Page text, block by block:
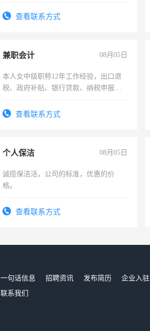
查看联系方式
兼职会计 08月05日
本人女中级职称12年工作经验，出口退
税、政府补贴、银行贷款、纳税申报、
务，财务咨询等业务。欲求兼职会计工
查看联系方式
个人保洁 08月05日
诚揽保洁活，公司的标准，优惠的价
格。
查看联系方式
一句话信息 招聘资讯 发布简历 企业入驻
联系我们